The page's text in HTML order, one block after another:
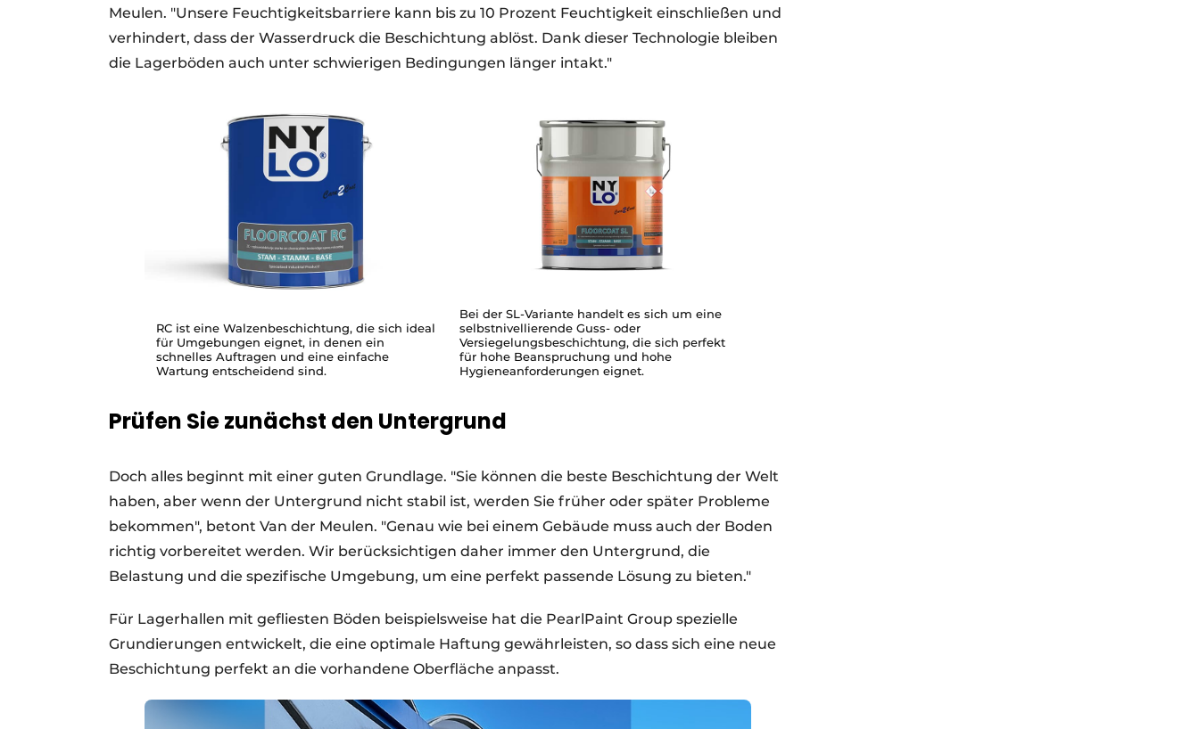
Meulen. "Unsere Feuchtigkeitsbarriere kann bis zu 10 Prozent Feuchtigkeit einschließen und
verhindert, dass der Wasserdruck die Beschichtung ablöst. Dank dieser Technologie bleiben
die Lagerböden auch unter schwierigen Bedingungen länger intakt."
RC ist eine Walzenbeschichtung, die sich ideal
für Umgebungen eignet, in denen ein
schnelles Auftragen und eine einfache
Wartung entscheidend sind.
Bei der SL-Variante handelt es sich um eine
selbstnivellierende Guss- oder
Versiegelungsbeschichtung, die sich perfekt
für hohe Beanspruchung und hohe
Hygieneanforderungen eignet.
Prüfen Sie zunächst den Untergrund
Doch alles beginnt mit einer guten Grundlage. "Sie können die beste Beschichtung der Welt
haben, aber wenn der Untergrund nicht stabil ist, werden Sie früher oder später Probleme
bekommen", betont Van der Meulen. "Genau wie bei einem Gebäude muss auch der Boden
richtig vorbereitet werden. Wir berücksichtigen daher immer den Untergrund, die
Belastung und die spezifische Umgebung, um eine perfekt passende Lösung zu bieten."
Für Lagerhallen mit gefliesten Böden beispielsweise hat die PearlPaint Group spezielle
Grundierungen entwickelt, die eine optimale Haftung gewährleisten, so dass sich eine neue
Beschichtung perfekt an die vorhandene Oberfläche anpasst.